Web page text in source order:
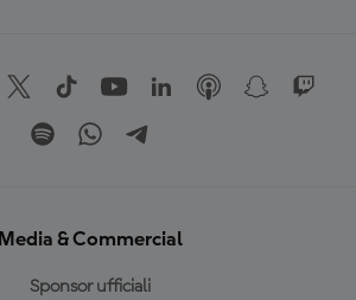
Media & Commercial
Sponsor ufficiali